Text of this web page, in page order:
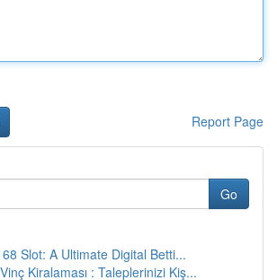
Report Page
Go
Slot: A Ultimate Digital Betti...
Kiralaması : Taleplerinizi Kiş...